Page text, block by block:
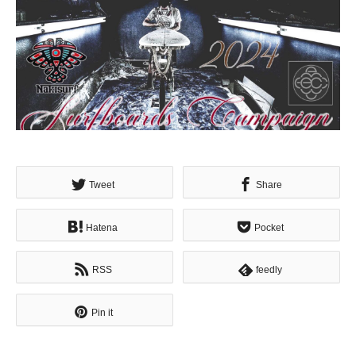
Tweet Share
Hatena Pocket
RSS feedly
Pin it